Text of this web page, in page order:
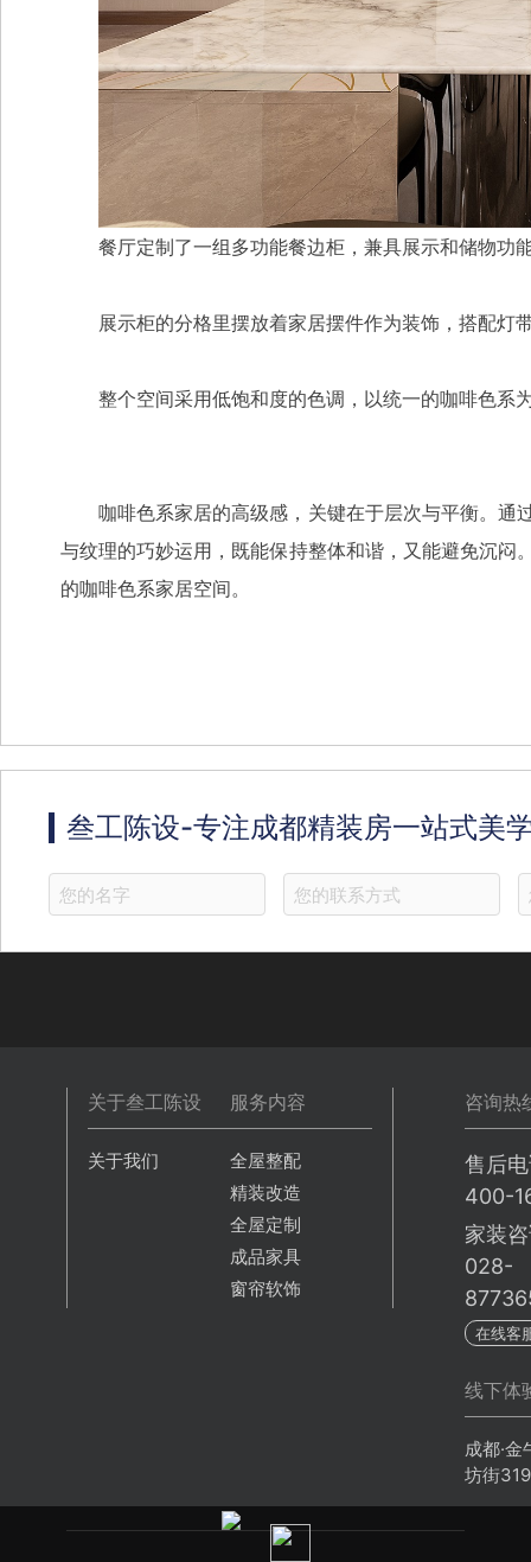
餐厅定制了一组多功能餐边柜，兼具展示和储物功
展示柜的分格里摆放着家居摆件作为装饰，搭配灯
整个空间采用低饱和度的色调，以统一的咖啡色系
咖啡色系家居的高级感，关键在于层次与平衡。
与纹理的巧妙运用，既能保持整体和谐，又能避免沉
的咖啡色系家居空间。
叁工陈设-专注成都精装房一站式美
关于叁工陈设
关于我们
服务内容
全屋整配
精装改造
全屋定制
成品家具
窗帘软饰
咨询热
售后
400-
家装
028-
在线客
线下体
成都·金
坊街